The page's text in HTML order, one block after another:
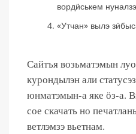
вордӥськем
«Утчан» вылэ
Сайтъя возьматэмын
курондылэн али
юнматэмын-а яке ӧз-а.
сое скачать но
ветлэмзэ вьетнам.